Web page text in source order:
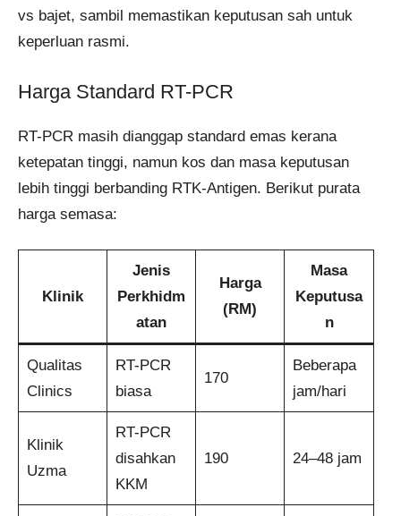
vs bajet, sambil memastikan keputusan sah untuk
keperluan rasmi.
Harga Standard RT-PCR
RT-PCR masih dianggap standard emas kerana
ketepatan tinggi, namun kos dan masa keputusan
lebih tinggi berbanding RTK-Antigen. Berikut purata
harga semasa:
Klinik
Jenis
Perkhidm
atan
Harga
(RM)
Masa
Keputusa
n
Qualitas
Clinics
RT-PCR
biasa
170
Beberapa
jam/hari
Klinik
Uzma
RT-PCR
disahkan
KKM
190 24–48 jam